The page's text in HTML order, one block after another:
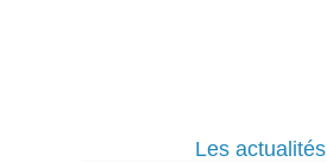
Les actualités